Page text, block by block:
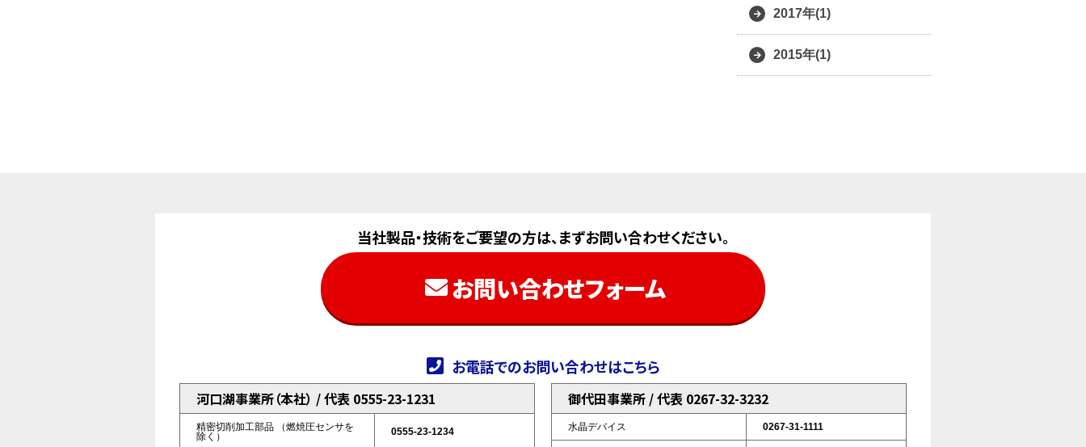
2017年(1)
2015年(1)
当社製品・技術をご要望の方は、まずお問い合わせください。
お問い合わせフォーム
お電話でのお問い合わせはこちら
河口湖事業所（本社） / 代表 0555-23-1231
精密切削加工部品 （燃焼圧センサを
除く）
0555-23-1234
御代田事業所 / 代表 0267-32-3232
水晶デバイス 0267-31-1111